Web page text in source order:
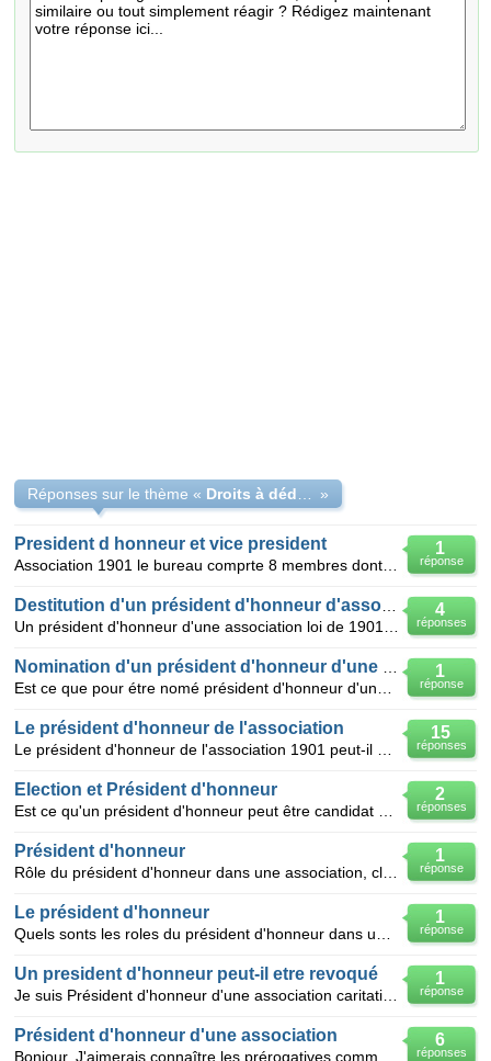
Réponses sur le thème « »
1
réponse
President d honneur et vice president
4
réponses
1
réponse
15
réponses
Le président d'honneur de l'association
2
réponses
Election et Président d'honneur
1
réponse
Président d'honneur
1
réponse
Le président d'honneur
1
réponse
Un president d'honneur peut-il etre revoqué
6
réponses
Président d'honneur d'une association